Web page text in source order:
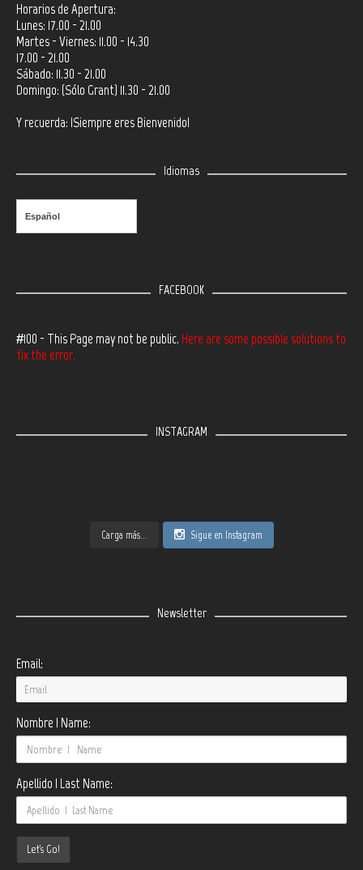
Horarios de Apertura:
Lunes: 17.00 - 21.00
Martes - Viernes: 11.00 - 14.30
17.00 - 21.00
Sábado: 11.30 - 21.00
Domingo: (Sólo Grant) 11.30 - 21.00
Y recuerda: ¡Siempre eres Bienvenido!
Idiomas
Español
FACEBOOK
#100 - This Page may not be public. Here are some possible solutions to
fix the error.
INSTAGRAM
Carga más... Sigue en Instagram
Newsletter
Email:
Nombre | Name:
Apellido | Last Name: